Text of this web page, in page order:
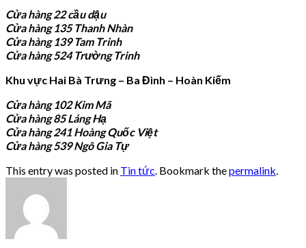
Cửa hàng 22 cầu dậu
Cửa hàng 135 Thanh Nhàn
Cửa hàng 139 Tam Trinh
Cửa hàng 524 Trường Trinh
Khu vực Hai Bà Trưng – Ba Đình – Hoàn Kiếm
Cửa hàng 102 Kim Mã
Cửa hàng 85 Láng Hạ
Cửa hàng 241 Hoàng Quốc Việt
Cửa hàng 539 Ngô Gia Tự
This entry was posted in Tin tức. Bookmark thepermalink.